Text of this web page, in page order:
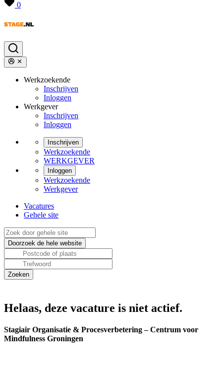
0
Werkzoekende
Inschrijven
Inloggen
Werkgever
Inschrijven
Inloggen
Inschrijven
Werkzoekende
WERKGEVER
Inloggen
Werkzoekende
Werkgever
Vacatures
Gehele site
Helaas, deze vacature is niet actief.
Stagiair Organisatie & Procesverbetering – Centrum voor
Mindfulness Groningen